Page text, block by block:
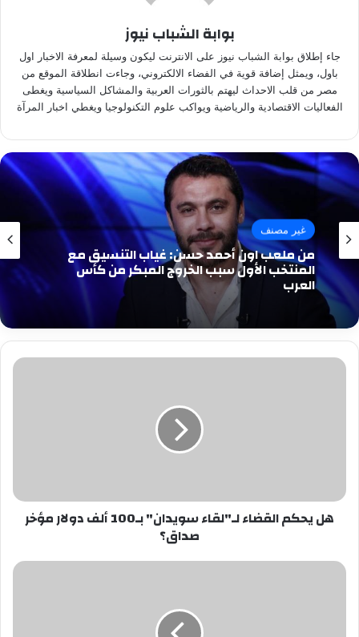
بوابة الشباب نيوز
جاء إطلاق بوابة الشباب نيوز على الانترنت ليكون وسيلة لمعرفة الاخبار اول
باول، ويمثل إضافة قوية في الفضاء الالكتروني، وجاءت انطلاقة الموقع من
مصر من قلب الاحداث ليهتم بالثورات العربية والمشاكل السياسية ويغطى
الفعاليات الاقتصادية والرياضية ويواكب علوم التكنولوجيا ويغطي اخبار المرآة
غير مصنف
من ملعب اون أحمد حسن: غياب التنسيق مع
المنتخب الأول سبب الخروج المبكر من كأس
العرب
هل
مؤخر
صداق؟
هل يحكم القضاء لـ"لقاء سويدان" بـ100 ألف دولار مؤخر
صداق؟
وزير